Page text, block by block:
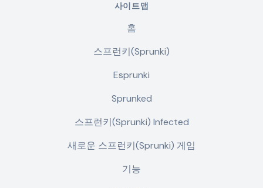
사이트맵
홈
스프런키(Sprunki)
Esprunki
Sprunked
스프런키(Sprunki) Infected
새로운 스프런키(Sprunki) 게임
기능